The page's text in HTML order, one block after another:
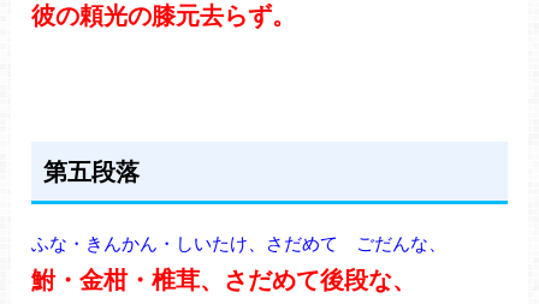
彼の頼光の膝元去らず。
第五段落
ふな・きんかん・しいたけ、さだめて ごだんな、
鮒・金柑・椎茸、さだめて後段な、